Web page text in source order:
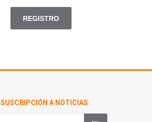
SUSCRIPCIÓN A NOTICIAS